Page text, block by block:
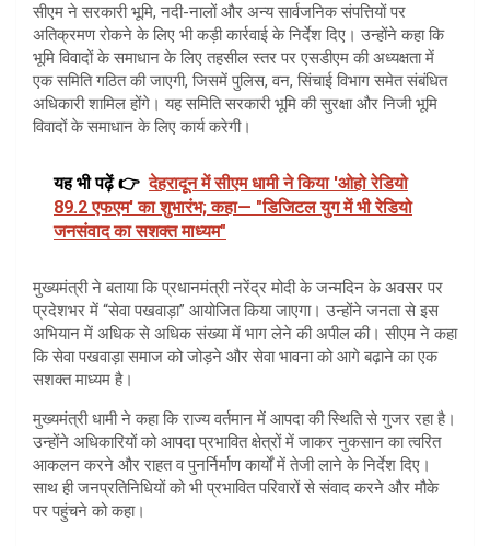
सीएम ने सरकारी भूमि, नदी-नालों और अन्य सार्वजनिक संपत्तियों पर
अतिक्रमण रोकने के लिए भी कड़ी कार्रवाई के निर्देश दिए। उन्होंने कहा कि
भूमि विवादों के समाधान के लिए तहसील स्तर पर एसडीएम की अध्यक्षता में
एक समिति गठित की जाएगी, जिसमें पुलिस, वन, सिंचाई विभाग समेत संबंधित
अधिकारी शामिल होंगे। यह समिति सरकारी भूमि की सुरक्षा और निजी भूमि
विवादों के समाधान के लिए कार्य करेगी।
यह भी पढ़ें 👉 देहरादून में सीएम धामी ने किया 'ओहो रेडियो
89.2 एफएम' का शुभारंभ; कहा— "डिजिटल युग में भी रेडियो
जनसंवाद का सशक्त माध्यम"
मुख्यमंत्री ने बताया कि प्रधानमंत्री नरेंद्र मोदी के जन्मदिन के अवसर पर
प्रदेशभर में “सेवा पखवाड़ा” आयोजित किया जाएगा। उन्होंने जनता से इस
अभियान में अधिक से अधिक संख्या में भाग लेने की अपील की। सीएम ने कहा
कि सेवा पखवाड़ा समाज को जोड़ने और सेवा भावना को आगे बढ़ाने का एक
सशक्त माध्यम है।
मुख्यमंत्री धामी ने कहा कि राज्य वर्तमान में आपदा की स्थिति से गुजर रहा है।
उन्होंने अधिकारियों को आपदा प्रभावित क्षेत्रों में जाकर नुकसान का त्वरित
आकलन करने और राहत व पुनर्निर्माण कार्यों में तेजी लाने के निर्देश दिए।
साथ ही जनप्रतिनिधियों को भी प्रभावित परिवारों से संवाद करने और मौके
पर पहुंचने को कहा।